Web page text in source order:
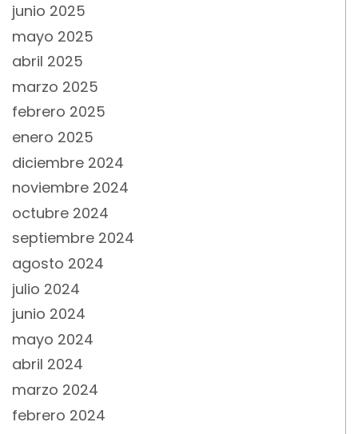
junio 2025
mayo 2025
abril 2025
marzo 2025
febrero 2025
enero 2025
diciembre 2024
noviembre 2024
octubre 2024
septiembre 2024
agosto 2024
julio 2024
junio 2024
mayo 2024
abril 2024
marzo 2024
febrero 2024